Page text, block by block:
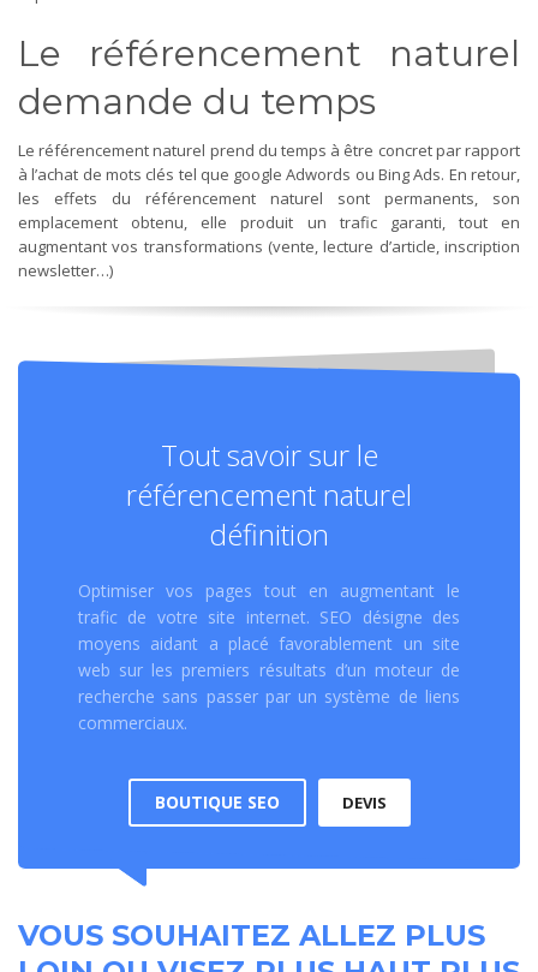
Le référencement naturel
demande du temps
Le référencement naturel prend du temps à être concret par rapport
à l’achat de mots clés tel que google Adwords ou Bing Ads. En retour,
les effets du référencement naturel sont permanents, son
emplacement obtenu, elle produit un trafic garanti, tout en
augmentant vos transformations (vente, lecture d’article, inscription
newsletter…)
Tout savoir sur le
référencement naturel
définition
Optimiser vos pages tout en augmentant le
trafic de votre site internet. SEO désigne des
moyens aidant a placé favorablement un site
web sur les premiers résultats d’un moteur de
recherche sans passer par un système de liens
commerciaux.
BOUTIQUE SEO DEVIS
VOUS SOUHAITEZ ALLEZ PLUS